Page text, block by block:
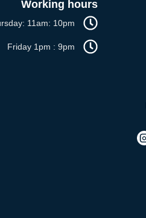
Working hours
11am: 10pm
Friday 1pm : 9pm